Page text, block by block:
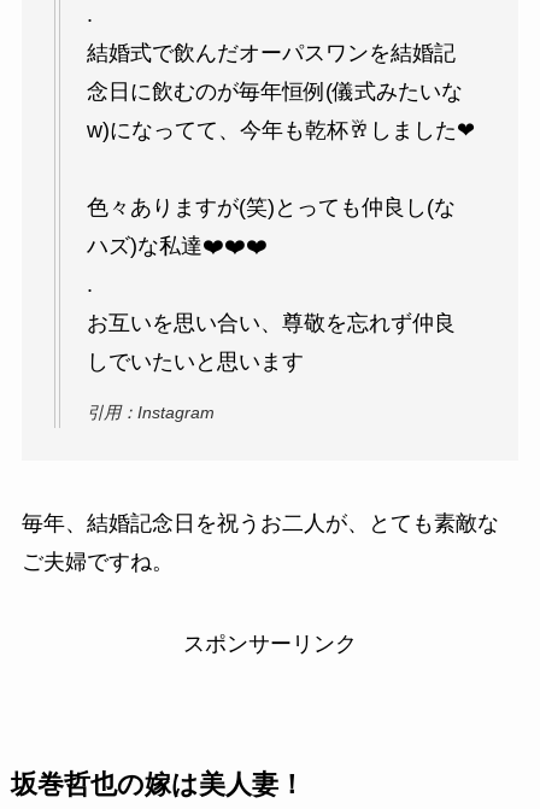
.
結婚式で飲んだオーパスワンを結婚記
念日に飲むのが毎年恒例(儀式みたいな
w)になってて、今年も乾杯🥂しました❤
色々ありますが(笑)とっても仲良し(な
ハズ)な私達❤️❤️❤️
.
お互いを思い合い、尊敬を忘れず仲良
しでいたいと思います
引用：Instagram
毎年、結婚記念日を祝うお二人が、とても素敵な
ご夫婦ですね。
スポンサーリンク
坂巻哲也の嫁は美人妻！